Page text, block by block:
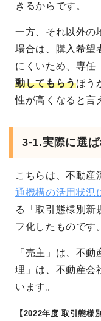
きるからです。
一方、それ以外の
場合は、購入希望
にくいため、専任
動してもらうほう
性が高くなると言
3-1.実際に選
こちらは、不動産
通機構の活用状況
る「取引態様別新
フ化したものです。
「売主」は、不
理」は、不動産会
います。
【2022年度 取引態様